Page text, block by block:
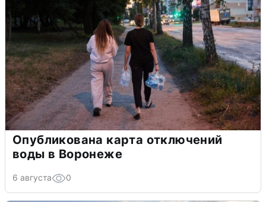
Опубликована карта отключений
воды в Воронеже
6 августа 0